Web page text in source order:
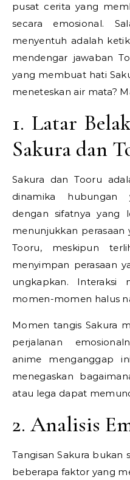
pusat cerita yang
secara emosional.
menyentuh adalah
mendengar jawaban
yang membuat hati
meneteskan air mata?
1. Latar
Sakura dan
Sakura dan Tooru
dinamika hubungan
dengan sifatnya yang
menunjukkan perasaan
Tooru, meskipun
menyimpan perasaan
ungkapkan. Interaksi
momen-momen halus
Momen tangis Sakura
perjalanan
anime menganggap
menegaskan
atau lega dapat
2. Analisis
Tangisan Sakura bukan
beberapa faktor yang